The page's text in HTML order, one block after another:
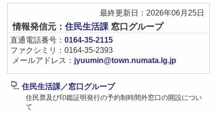
最終更新日：2026年06月25日
情報発信元：住民生活課 窓口グループ
直通電話番号： 0164-35-2115
ファクシミリ：0164-35-2393
メールアドレス： jyuumin@town.numata.lg.jp
住民生活課／窓口グループ
住民票及び印鑑証明発行の予約制時間外窓口の開設につい
て